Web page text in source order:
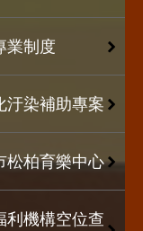
業制度
汙染補助專案
松柏育樂中心
利機構空位查